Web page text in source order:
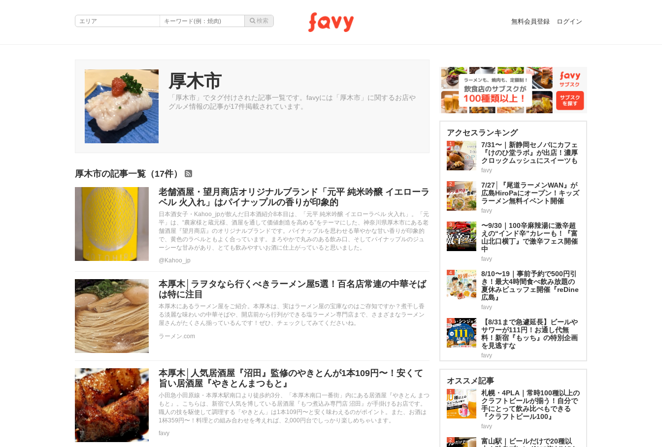
無料会員登録 ログイン
厚木市
「厚木市」でタグ付けされた記事一覧です。favyには「厚木市」に関するお店や
グルメ情報の記事が17件掲載されています。
厚木市の記事一覧（17件）
老舗酒屋・望月商店オリジナルブランド「元平 純米吟醸 イエローラ
ベル 火入れ」はパイナップルの香りが印象的
日本酒女子・Kahoo_jpが飲んだ日本酒紹介8本目は、「元平 純米吟醸 イエローラベル 火入れ」。「元
平」は、“農家様と蔵元様、酒屋を通して価値創造を高める”をテーマにした、神奈川県厚木市にある老
舗酒屋『望月商店』のオリジナルブランドです。パイナップルを思わせる華やかな甘い香りが印象的
で、黄色のラベルともよく合っています。まろやかで丸みのある飲み口、そしてパイナップルのジュ
ーシーな甘みがあり、とても飲みやすいお酒に仕上がっていると思いました。
@Kahoo_jp
本厚木│ラヲタなら行くべきラーメン屋5選！百名店常連の中華そば
は特に注目
本厚木にあるラーメン屋をご紹介。本厚木は、実はラーメン屋の宝庫なのはご存知ですか？煮干し香
る淡麗な味わいの中華そばや、開店前から行列ができる塩ラーメン専門店まで、さまざまなラーメン
屋さんがたくさん揃っているんです！ぜひ、チェックしてみてくださいね。
ラーメン.com
本厚木│人気居酒屋『沼田』監修のやきとんが1本109円〜！安くて
旨い居酒屋『やきとんまつもと』
小田急小田原線・本厚木駅南口より徒歩約3分、「本厚木南口一番街」内にある居酒屋『やきとん まつ
もと』。こちらは、新宿で人気を博している居酒屋『もつ煮込み専門店 沼田』が手掛けるお店です。
職人の技を駆使して調理する「やきとん」は1本109円〜と安く味わえるのがポイント。また、お酒は
1杯359円〜！料理との組み合わせを考えれば、2,000円台でしっかり楽しめちゃいます。
favy
アクセスランキング
1
7/31〜｜新静岡セノバにカフェ
『けのひ堂ラボ』が出店！濃厚
クロックムッシュにスイーツも
favy
2
7/27│『尾道ラーメンWAN』が
広島HiroPaにオープン！キッズ
ラーメン無料イベント開催
favy
3
〜9/30｜100辛麻辣湯に激辛超
えの“インド辛”カレーも！『富
山北口横丁』で激辛フェス開催
中
favy
4
8/10〜19｜事前予約で500円引
き！最大4時間食べ飲み放題の
夏休みビュッフェ開催『reDine
広島』
favy
5
【8/31まで急遽延長】ビールや
サワーが111円！お通し代無
料！新宿『もッち』の特別企画
を見逃すな
favy
オススメ記事
1
札幌・4PLA｜常時100種以上の
クラフトビールが揃う！自分で
手にとって飲み比べもできる
『クラフトビール100』
favy
2
富山駅｜ビールだけで20種以